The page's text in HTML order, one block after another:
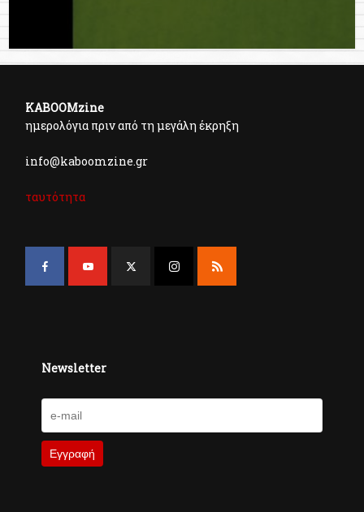
KABOOMzine
ημερολόγια πριν από τη μεγάλη έκρηξη
info@kaboomzine.gr
ταυτότητα
Newsletter